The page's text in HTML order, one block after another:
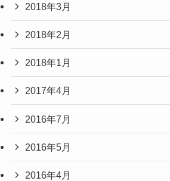
2018年3月
2018年2月
2018年1月
2017年4月
2016年7月
2016年5月
2016年4月